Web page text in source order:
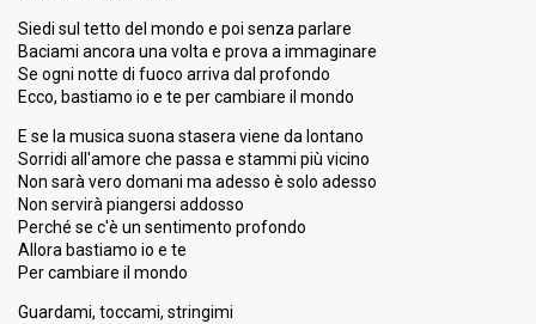
Siedi sul tetto del mondo e poi senza parlare
Baciami ancora una volta e prova a immaginare
Se ogni notte di fuoco arriva dal profondo
Ecco, bastiamo io e te per cambiare il mondo
E se la musica suona stasera viene da lontano
Sorridi all'amore che passa e stammi più vicino
Non sarà vero domani ma adesso è solo adesso
Non servirà piangersi addosso
Perché se c'è un sentimento profondo
Allora bastiamo io e te
Per cambiare il mondo
Guardami, toccami, stringimi